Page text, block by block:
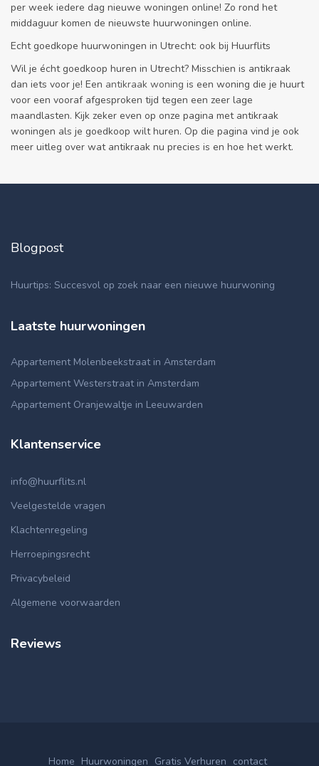
per week iedere dag nieuwe woningen online! Zo rond het
middaguur komen de nieuwste huurwoningen online.
Echt goedkope huurwoningen in Utrecht: ook bij Huurflits
Wil je écht goedkoop huren in Utrecht? Misschien is antikraak
dan iets voor je! Een antikraak woning is een woning die je huurt
voor een vooraf afgesproken tijd tegen een zeer lage
maandlasten. Kijk zeker even op onze pagina met antikraak
woningen als je goedkoop wilt huren. Op die pagina vind je ook
meer uitleg over wat antikraak nu precies is en hoe het werkt.
Blogpost
Huurtips: Succesvol op zoek naar een nieuwe huurwoning
Laatste huurwoningen
Appartement Molenbeekstraat in Amsterdam
Appartement Westerstraat in Amsterdam
Appartement Oranjewaltje in Leeuwarden
Klantenservice
info@huurflits.nl
Veelgestelde vragen
Klachtenregeling
Herroepingsrecht
Privacybeleid
Algemene voorwaarden
Reviews
Home Huurwoningen Gratis Verhuren contact